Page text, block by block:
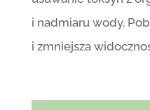
i nadmiaru wody.
i zmniejsza